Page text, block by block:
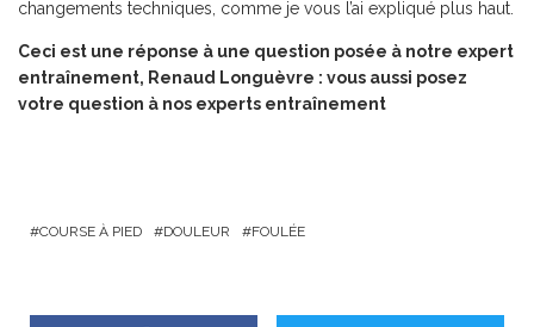
changements techniques, comme je vous l’ai expliqué plus haut.
Ceci est une réponse à une question posée à notre expert
entraînement, Renaud Longuèvre : vous aussi posez
votre question à nos experts entraînement
COURSE À PIED DOULEUR FOULÉE